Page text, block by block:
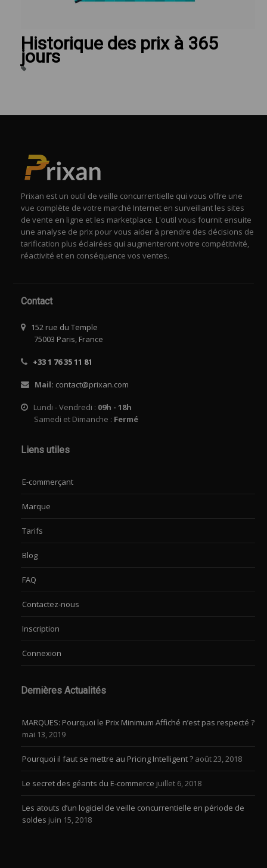
Historique des prix à 365
jours
Prixan est un outil de veille concurrentielle qui vous offre une
vue complète de votre marché Internet en surveillant les sites
de vente en ligne et les marketplace. L'outil vous fournit ensuite
une analyse de prix pour vous aider à prendre des décisions de
tarification plus éclairées qui augmenteront votre compétitivité,
réactivité et en conséquence vos ventes.
Contact
152 rue du Temple
75003 Paris, France
+33 1 76 35 11 81
Mail: contact@prixan.com
Lundi - Vendredi : 09h - 18h
Samedi et Dimanche : Fermé
Liens utiles
E-commerçant
Marque
Tarifs
Blog
FAQ
Contactez-nous
Inscription
Connexion
Dernières Actualités
MARQUES: Pourquoi le Prix Minimum Affiché n’est pas respecté ?
mai 13, 2019
Pourquoi il faut se mettre au Pricing Intelligent ? août 23, 2018
Le secret des géants du E-commerce juillet 6, 2018
Les atouts d’un logiciel de veille concurrentielle en période de
soldes juin 15, 2018